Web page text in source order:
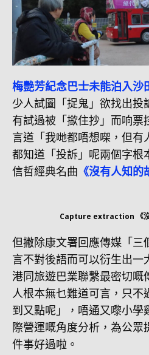
梅艷芳紀念巴士未能泊入沙
少人試圖「捉鬼」欲找出投
有試過被「撳住抄」而响票
言道「我哋都唔想㗎，但有
都知道「投訴」呢兩個字根
信哲經典名曲 《沒有人知的
Capture extraction 《沒
但撇除康文署回應傳媒「三
言不對後語而可以衍生出一
港同旅遊巴業聯繫最密切嘅
人根本無乜難道可言，只不
到又點呢」，唔通又嚟小學
際營運嘅角度分析，為公眾
件事好過啦。